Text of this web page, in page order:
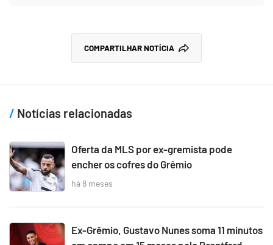
COMPARTILHAR NOTÍCIA
Notícias relacionadas
Oferta da MLS por ex-gremista pode
encher os cofres do Grêmio
há 8 meses
Ex-Grêmio, Gustavo Nunes soma 11 minutos